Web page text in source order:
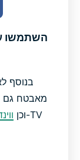
השתמשו
מאבטח גם
TV-וכן